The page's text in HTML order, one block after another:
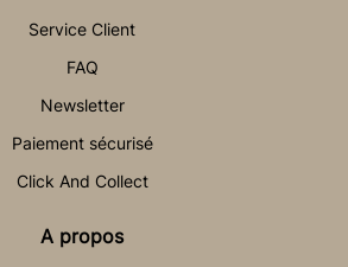
Service Client
FAQ
Newsletter
Paiement sécurisé
Click And Collect
A propos